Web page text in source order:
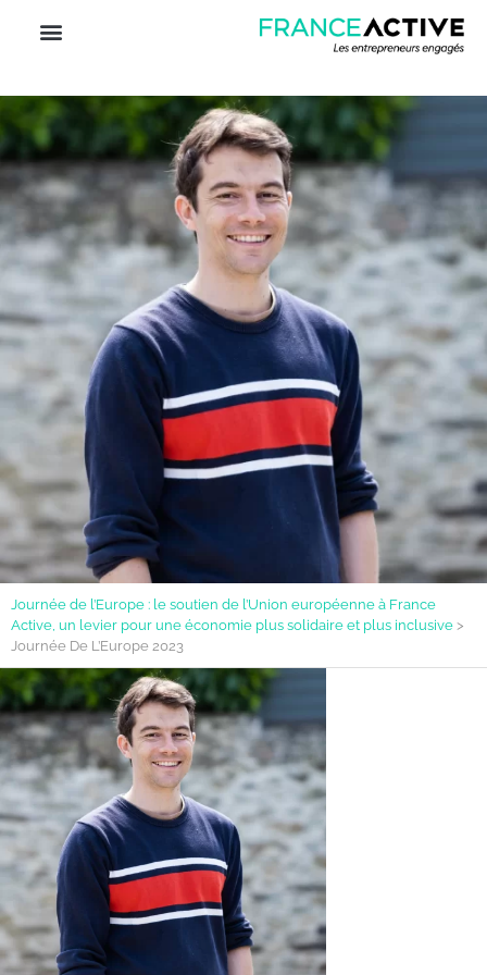
Journée de l’Europe : le soutien de l’Union européenne à France
Active, un levier pour une économie plus solidaire et plus inclusive >
Journée De L’Europe 2023